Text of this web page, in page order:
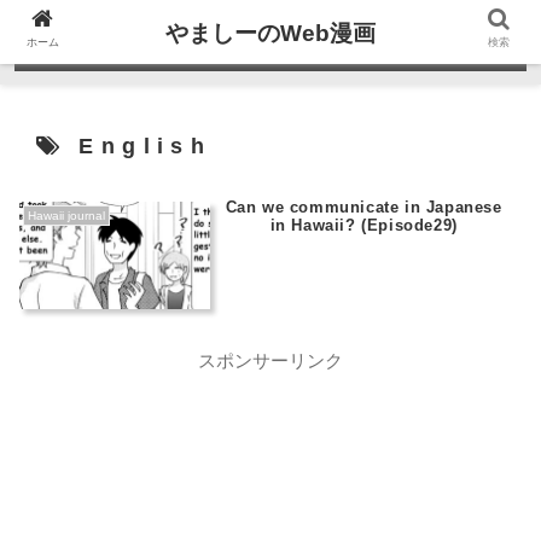
English
Hawaii journal
Can we communicate in Japanese
in Hawaii? (Episode29)
スポンサーリンク
ホーム やましーのWeb漫画 検索